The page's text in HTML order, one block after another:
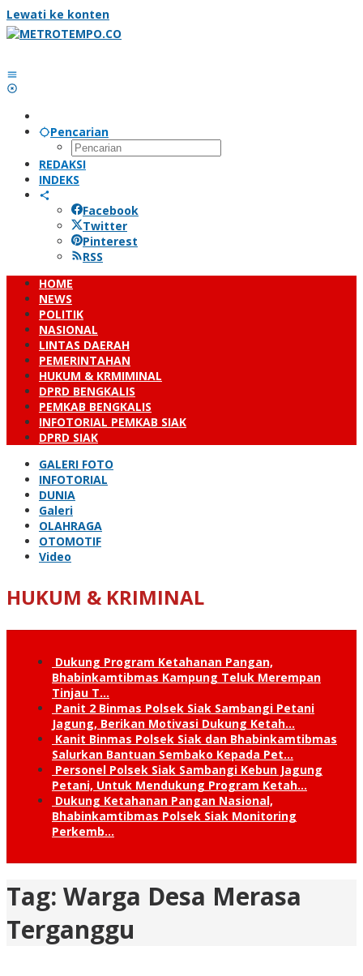
Lewati ke konten
Pencarian
REDAKSI
INDEKS
Facebook
Twitter
Pinterest
RSS
HOME
NEWS
POLITIK
NASIONAL
LINTAS DAERAH
PEMERINTAHAN
HUKUM & KRMIMINAL
DPRD BENGKALIS
PEMKAB BENGKALIS
INFOTORIAL PEMKAB SIAK
DPRD SIAK
GALERI FOTO
INFOTORIAL
DUNIA
Galeri
OLAHRAGA
OTOMOTIF
Video
HUKUM & KRIMINAL
Dukung Program Ketahanan Pangan,
Bhabinkamtibmas Kampung Teluk Merempan
Tinjau T…
Panit 2 Binmas Polsek Siak Sambangi Petani
Jagung, Berikan Motivasi Dukung Ketah…
Kanit Binmas Polsek Siak dan Bhabinkamtibmas
Salurkan Bantuan Sembako Kepada Pet…
Personel Polsek Siak Sambangi Kebun Jagung
Petani, Untuk Mendukung Program Ketah…
Dukung Ketahanan Pangan Nasional,
Bhabinkamtibmas Polsek Siak Monitoring
Perkemb…
Tag: Warga Desa Merasa
Terganggu